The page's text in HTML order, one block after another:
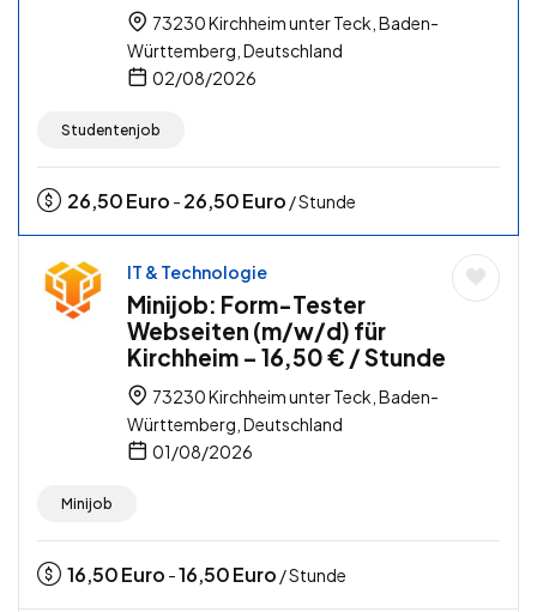
73230 Kirchheim unter Teck, Baden-
Württemberg, Deutschland
02/08/2026
Studentenjob
26,50Euro - 26,50Euro / Stunde
IT & Technologie
Minijob: Form-Tester
Webseiten (m/w/d) für
Kirchheim – 16,50 € / Stunde
73230 Kirchheim unter Teck, Baden-
Württemberg, Deutschland
01/08/2026
Minijob
16,50Euro -16,50Euro / Stunde